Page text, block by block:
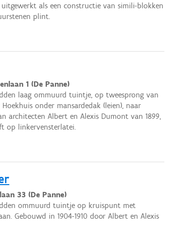
als een constructie van simili-blokken
plint.
1 (De Panne)
laag ommuurd tuintje, op tweesprong van
onder mansardedak (leien), naar
architecten Albert en Alexis Dumont van 1899,
op linkervensterlatei.
33 (De Panne)
ommuurd tuintje op kruispunt met
Gebouwd in 1904-1910 door Albert en Alexis